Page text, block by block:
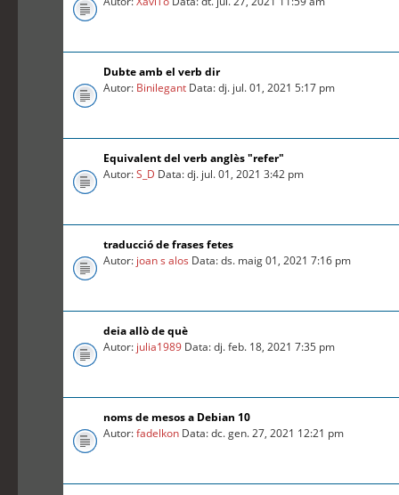
Dubte amb el verb dir
Autor: Binilegant Data: dj. jul. 01, 2021 5:17 pm
Equivalent del verb anglès "refer"
Autor:S_D Data: dj. jul. 01, 2021 3:42 pm
traducció de frases fetes
Autor: joan s alos Data: ds. maig 01, 2021 7:16 pm
deia allò de què
Autor: julia1989 Data: dj. feb. 18, 2021 7:35 pm
noms de mesos a Debian 10
Autor:fadelkon Data: dc. gen. 27, 2021 12:21 pm